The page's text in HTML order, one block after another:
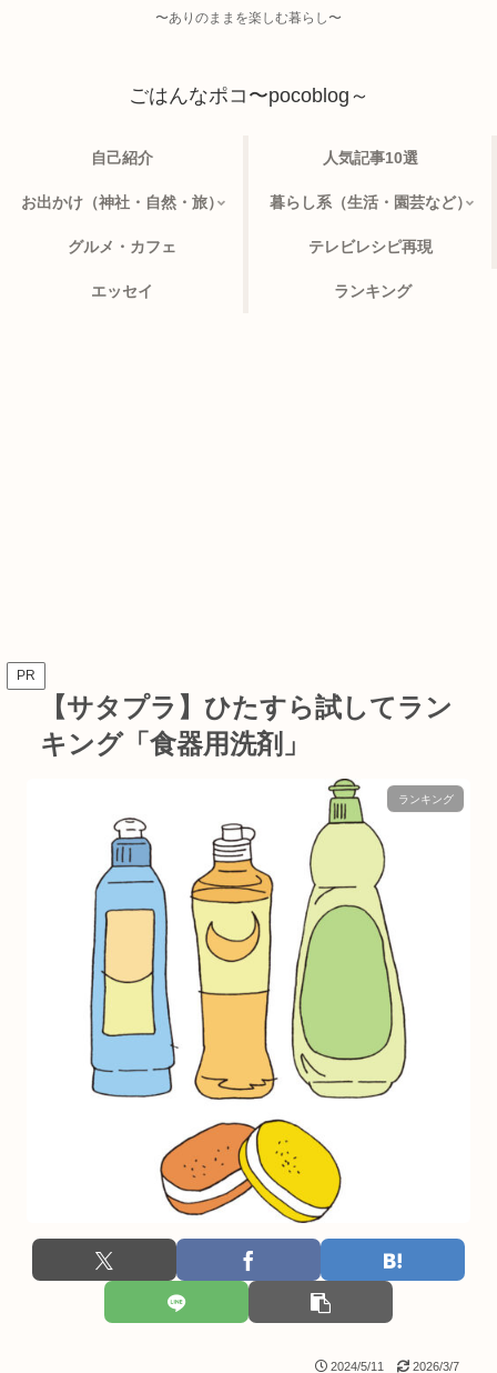
〜ありのままを楽しむ暮らし〜
ごはんなポコ〜pocoblog～
自己紹介 人気記事10選
お出かけ（神社・自然・旅） 暮らし系（生活・園芸など）
グルメ・カフェ テレビレシピ再現
エッセイ ランキング
PR
【サタプラ】ひたすら試してラン
キング「食器用洗剤」
ランキング
2024/5/11 2026/3/7